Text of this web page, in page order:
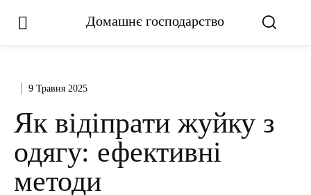
Домашнє господарство
9 Травня 2025
Як відіпрати жуйку з
одягу: ефективні
методи